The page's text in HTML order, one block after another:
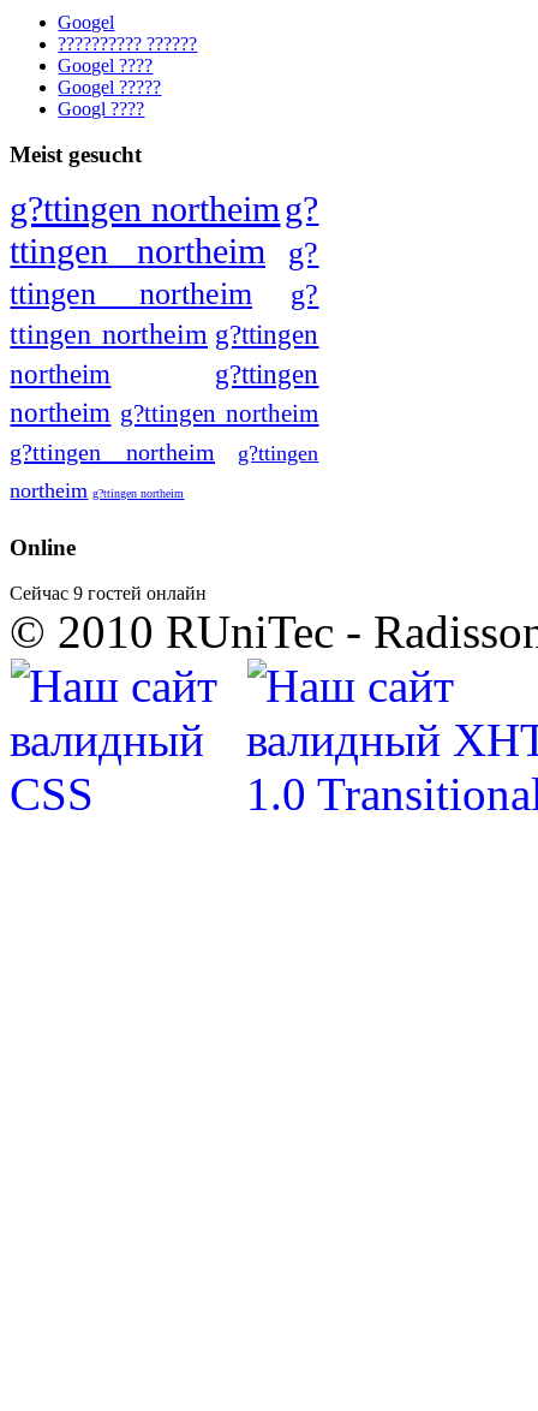
Googel
?????????? ??????
Googel ????
Googel ?????
Googl ????
Meist gesucht
g?ttingen northeimg?
ttingen northeim
g?
ttingen northeim
g?
ttingen northeim g?ttingen
northeim
g?ttingen
northeim g?ttingen northeim
g?ttingen northeim
g?ttingen
northeim g?ttingen northeim
Online
Сейчас 9 гостей онлайн
© 2010 RUniTec -